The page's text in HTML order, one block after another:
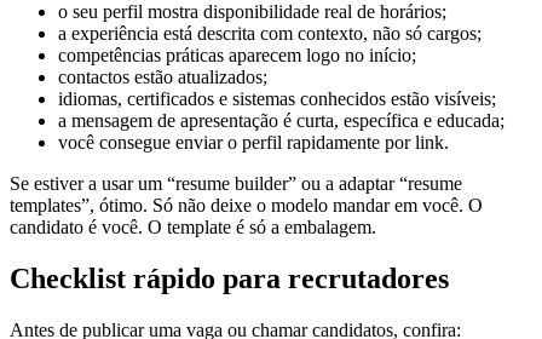
o seu perfil mostra disponibilidade real de horários;
a experiência está descrita com contexto, não só cargos;
competências práticas aparecem logo no início;
contactos estão atualizados;
idiomas, certificados e sistemas conhecidos estão visíveis;
a mensagem de apresentação é curta, específica e educada;
você consegue enviar o perfil rapidamente por link.
Se estiver a usar um “resume builder” ou a adaptar “resume
templates”, ótimo. Só não deixe o modelo mandar em você. O
candidato é você. O template é só a embalagem.
Checklist rápido para recrutadores
Antes de publicar uma vaga ou chamar candidatos, confira: